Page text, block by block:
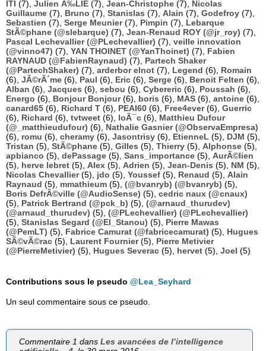
ITI (7), Julien Ã‰LIE (7), Jean-Christophe (7), Nicolas
Guillaume (7), Bruno (7), Stanislas (7), Alain (7), Godefroy (7),
Sebastien (7), Serge Meunier(7), Pimpin (7), Lebarque
StÃ©phane (@slebarque) (7), Jean-Renaud ROY (@jr_roy) (7),
Pascal Lechevallier (@PLechevallier) (7), veille innovation
(@vinno47) (7), YAN THOINET (@YanThoinet) (7), Fabien
RAYNAUD (@FabienRaynaud) (7), Partech Shaker
(@PartechShaker) (7), arderbor elnot (7), Legend (6), Romain
(6), JÃ©rÃ´me (6), Paul (6), Eric (6), Serge (6), Benoit Felten (6),
Alban (6), Jacques (6), sebou (6), Cybereric (6), Poussah (6),
Energo (6), Bonjour Bonjour(6), boris (6), MAS (6), antoine (6),
canard65 (6), Richard T (6), PEAI60 (6), Free4ever(6), Guerric
(6), Richard (6), tvtweet (6), loÃ¯c (6), Matthieu Dufour
(@_matthieudufour) (6), Nathalie Gasnier (@ObservaEmpresa)
(6), romu (6), cheramy (6), Jasontrisy (6), EtienneL (5), DJM (5),
Tristan (5), StÃ©phane (5), Gilles (5), Thierry (5), Alphonse (5),
apbianco (5), dePassage (5), Sans_importance (5), AurÃ©lien
(5), herve lebret (5), Alex (5), Adrien (5), Jean-Denis (5), NM (5),
Nicolas Chevallier(5), jdo (5), Youssef (5), Renaud (5), Alain
Raynaud (5), mmathieum (5), (@bvanryb) (@bvanryb) (5),
Boris DefrÃ©ville (@AudioSense) (5), cedric naux (@cnaux)
(5), Patrick Bertrand (@pck_b) (5), (@arnaud_thurudev)
(@arnaud_thurudev) (5), (@PLechevallier) (@PLechevallier)
(5), Stanislas Segard (@El_Stanou) (5), Pierre Mawas
(@PemLT) (5), Fabrice Camurat (@fabricecamurat) (5), Hugues
SÃ©vÃ©rac (5), Laurent Fournier(5), Pierre Metivier
(@PierreMetivier) (5), Hugues Severac (5), hervet (5), Joel (5)
Contributions sous le pseudo @Lea_Seyhard
Un seul commentaire sous ce pseudo.
Commentaire 1 dansLes avancées de l’intelligence